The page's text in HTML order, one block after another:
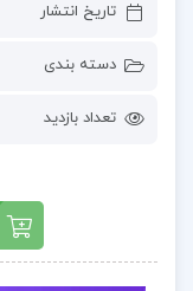
تاریخ انتشار
دسته بندی
تعداد بازدید